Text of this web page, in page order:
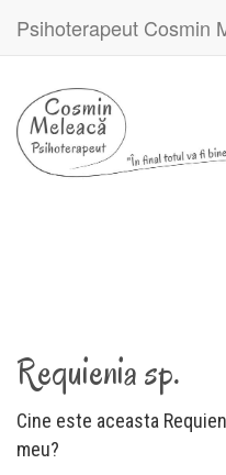
Psihoterapeut Cosmin
Requienia sp.
Cine este aceasta
meu?